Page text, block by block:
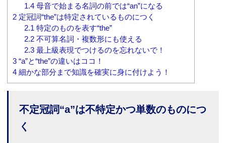
1.4母音で始まる名詞の前では“an”になる
2 定冠詞“the”は特定されているものにつく
2.1 特定のものを表す“the”
2.2不可算名詞・複数形にも使える
2.3最上級表現でつけるのを忘れないで！
3 “a”と“the”の違いはココ！
4 細かな部分まで知識を確実に身に付けよう！
不定冠詞“a”は不特定かつ単数のものにつ
く